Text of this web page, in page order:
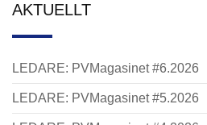
AKTUELLT
LEDARE: PVMagasinet #6.2026
LEDARE: PVMagasinet #5.2026